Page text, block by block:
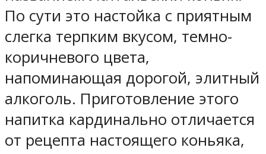
По сути это настойка с приятным
слегка терпким вкусом, темно-
коричневого цвета,
напоминающая дорогой, элитный
алкоголь. Приготовление этого
напитка кардинально отличается
от рецепта настоящего коньяка,